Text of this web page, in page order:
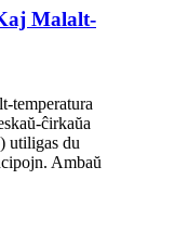
Malalt-
temperatura
ĉirkaŭa
utiligas du
Ambaŭ